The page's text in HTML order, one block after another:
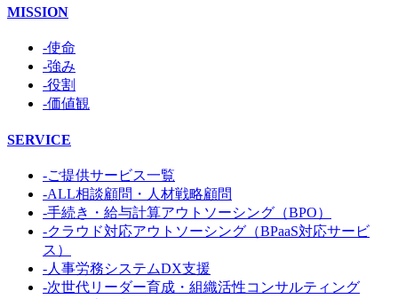
MISSION
-使命
-強み
-役割
-価値観
SERVICE
-ご提供サービス一覧
-ALL相談顧問・人材戦略顧問
-手続き・給与計算アウトソーシング（BPO）
-クラウド対応アウトソーシング（BPaaS対応サービ
ス）
-人事労務システムDX支援
-次世代リーダー育成・組織活性コンサルティング